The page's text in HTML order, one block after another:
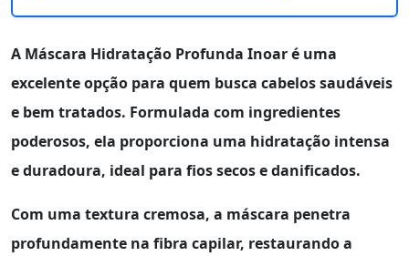
A Máscara Hidratação Profunda Inoaré uma
excelente opção para quem busca cabelos saudáveis
e bem tratados. Formulada com ingredientes
poderosos, ela proporciona uma hidratação intensa
e duradoura, ideal para fios secos e danificados.
Com uma textura cremosa, a máscara penetra
profundamente na fibra capilar, restaurando a